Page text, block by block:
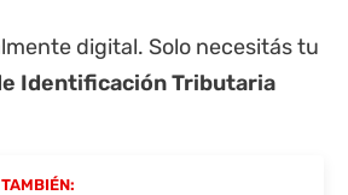
digital. Solo necesitás tu
Identificación Tributaria